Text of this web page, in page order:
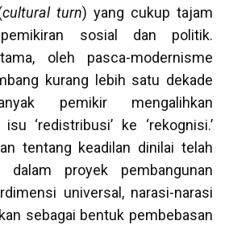
cultural turn) yang cukup tajam
sosial dan politik.
oleh pasca-modernisme
kurang lebih satu dekade
pemikir mengalihkan
‘redistribusi’ ke ‘rekognisi.’
tentang keadilan dinilai telah
dalam proyek pembangunan
universal, narasi-narasi
sebagai bentuk pembebasan